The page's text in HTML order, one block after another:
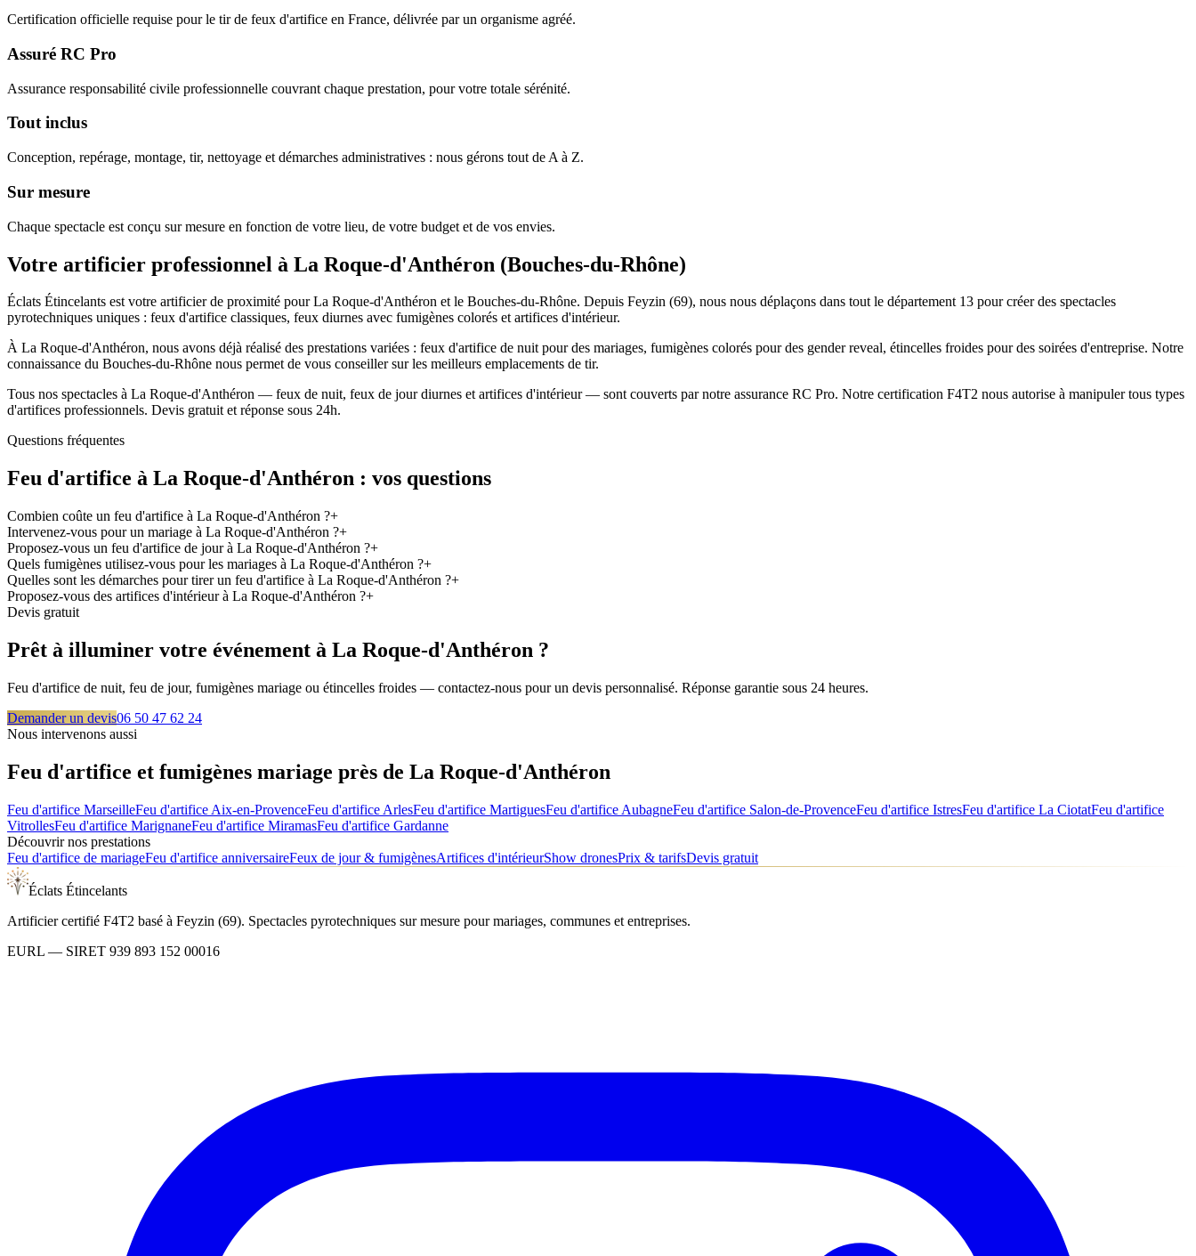
Certification officielle requise pour le tir de feux d'artifice en France, délivrée par un organisme agréé.
Assuré RC Pro
Assurance responsabilité civile professionnelle couvrant chaque prestation, pour votre totale sérénité.
Tout inclus
Conception, repérage, montage, tir, nettoyage et démarches administratives : nous gérons tout de A à Z.
Sur mesure
Chaque spectacle est conçu sur mesure en fonction de votre lieu, de votre budget et de vos envies.
Votre artificier professionnel à La Roque-d'Anthéron (Bouches-du-Rhône)
Éclats Étincelants est votre artificier de proximité pour La Roque-d'Anthéron et le Bouches-du-Rhône. Depuis Feyzin (69), nous nous déplaçons dans tout le département 13 pour créer des spectacles
pyrotechniques uniques : feux d'artifice classiques, feux diurnes avec fumigènes colorés et artifices d'intérieur.
À La Roque-d'Anthéron, nous avons déjà réalisé des prestations variées : feux d'artifice de nuit pour des mariages, fumigènes colorés pour des gender reveal, étincelles froides pour des soirées d'entreprise. Notre
connaissance du Bouches-du-Rhône nous permet de vous conseiller sur les meilleurs emplacements de tir.
Tous nos spectacles à La Roque-d'Anthéron — feux de nuit, feux de jour diurnes et artifices d'intérieur — sont couverts par notre assurance RC Pro. Notre certification F4T2 nous autorise à manipuler tous types
d'artifices professionnels. Devis gratuit et réponse sous 24h.
Questions fréquentes
Feu d'artifice à La Roque-d'Anthéron : vos questions
Combien coûte un feu d'artifice à La Roque-d'Anthéron ?+
Intervenez-vous pour un mariage à La Roque-d'Anthéron ?+
Proposez-vous un feu d'artifice de jour à La Roque-d'Anthéron ?+
Quels fumigènes utilisez-vous pour les mariages à La Roque-d'Anthéron ?+
Quelles sont les démarches pour tirer un feu d'artifice à La Roque-d'Anthéron ?+
Proposez-vous des artifices d'intérieur à La Roque-d'Anthéron ?+
Devis gratuit
Prêt à illuminer votre événement à La Roque-d'Anthéron ?
Feu d'artifice de nuit, feu de jour, fumigènes mariage ou étincelles froides — contactez-nous pour un devis personnalisé. Réponse garantie sous 24 heures.
Demander un devis06 50 47 62 24
Nous intervenons aussi
Feu d'artifice et fumigènes mariage près de La Roque-d'Anthéron
Feu d'artifice MarseilleFeu d'artifice Aix-en-ProvenceFeu d'artifice ArlesFeu d'artifice MartiguesFeu d'artifice AubagneFeu d'artifice Salon-de-ProvenceFeu d'artifice IstresFeu d'artifice La CiotatFeu d'artifice
VitrollesFeu d'artifice MarignaneFeu d'artifice MiramasFeu d'artifice Gardanne
Découvrir nos prestations
Feu d'artifice de mariageFeu d'artifice anniversaireFeux de jour & fumigènesArtifices d'intérieurShow dronesPrix & tarifsDevis gratuit
Éclats Étincelants
Artificier certifié F4T2 basé à Feyzin (69). Spectacles pyrotechniques sur mesure pour mariages, communes et entreprises.
EURL — SIRET 939 893 152 00016